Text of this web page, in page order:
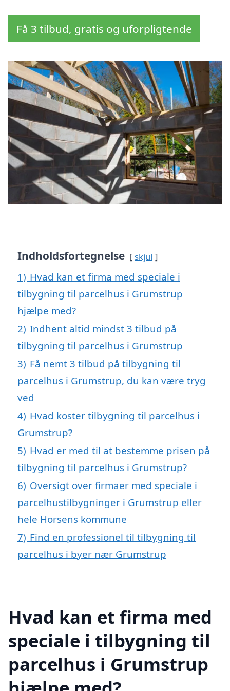
Få 3 tilbud, gratis og uforpligtende
Indholdsfortegnelse skjul
1) Hvad kan et firma med speciale i
tilbygning til parcelhus i Grumstrup
hjælpe med?
2) Indhent altid mindst 3 tilbud på
tilbygning til parcelhus i Grumstrup
3) Få nemt 3 tilbud på tilbygning til
parcelhus i Grumstrup, du kan være tryg
ved
4) Hvad koster tilbygning til parcelhus i
Grumstrup?
5) Hvad er med til at bestemme prisen på
tilbygning til parcelhus i Grumstrup?
6) Oversigt over firmaer med speciale i
parcelhustilbygninger i Grumstrup eller
hele Horsens kommune
7) Find en professionel til tilbygning til
parcelhus i byer nær Grumstrup
Hvad kan et firma med
speciale i tilbygning til
parcelhus i Grumstrup